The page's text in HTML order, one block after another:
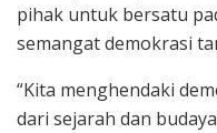
pihak untuk bersatu
semangat demokrasi
“Kita menghendaki
dari sejarah dan